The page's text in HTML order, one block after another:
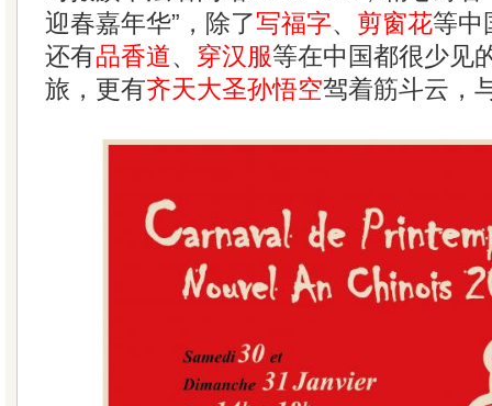
迎春嘉年华”，除了写福字、 剪窗花等中
还有品香道、 穿汉服等在中国都很少见
旅，更有齐天大圣孙悟空驾着筋斗云，